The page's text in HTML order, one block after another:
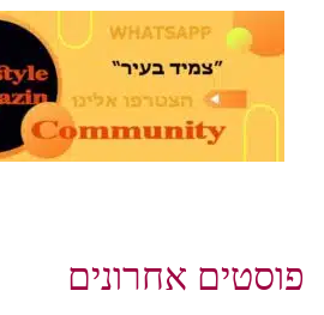
פוסטים אחרונים